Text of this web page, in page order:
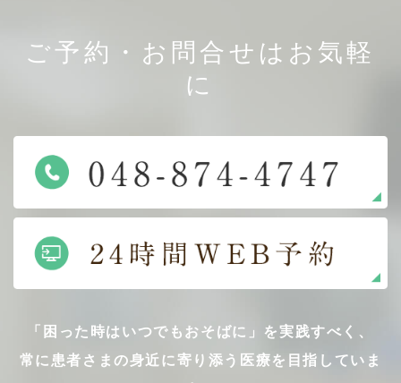
ご予約・お問合せはお気軽
に
「困った時はいつでもおそばに」を実践すべく、
常に患者さまの身近に寄り添う医療を目指していま